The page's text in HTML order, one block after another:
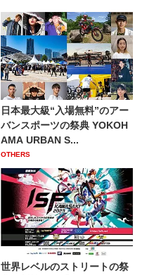
日本最大級“入場無料”のアー
バンスポーツの祭典 YOKOH
AMA URBAN S...
OTHERS
世界レベルのストリートの祭